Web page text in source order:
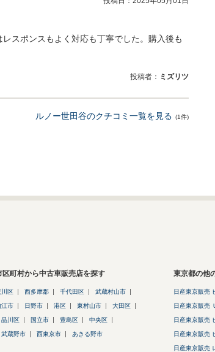
スポンスもよく対応も丁寧でした。購入後も
投稿者： ミズリツ
ルノー世田谷のクチコミ一覧を見る (1件)
区町村から中古車販売店を探す
川区 西多摩郡 千代田区 武蔵村山市
江市 日野市 港区 東村山市 大田区
品川区 国立市 豊島区 中央区
武蔵野市 西東京市 あきる野市
東京都の他
日産東京販売
日産東京販売
日産東京販売
日産東京販売
日産東京販売